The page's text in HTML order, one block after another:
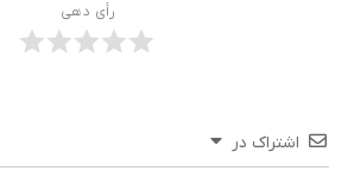
رأی دهی
اشتراک در